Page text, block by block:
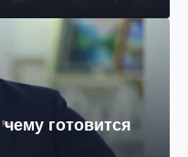
готовится